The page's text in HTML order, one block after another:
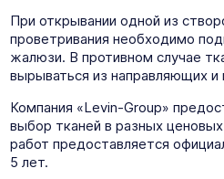
При открывании одной из
проветривания необходимо
жалюзи. В противном случае
вырываться из направляющих
Компания «Levin-Group»
выбор тканей в разных
работ предоставляется
5 лет.